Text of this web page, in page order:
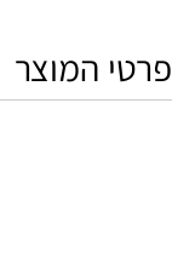
פרטי המוצר